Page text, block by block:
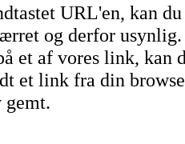
URL'en, kan
og derfor usynlig.
et af vores link, kan
et link fra din
gemt.